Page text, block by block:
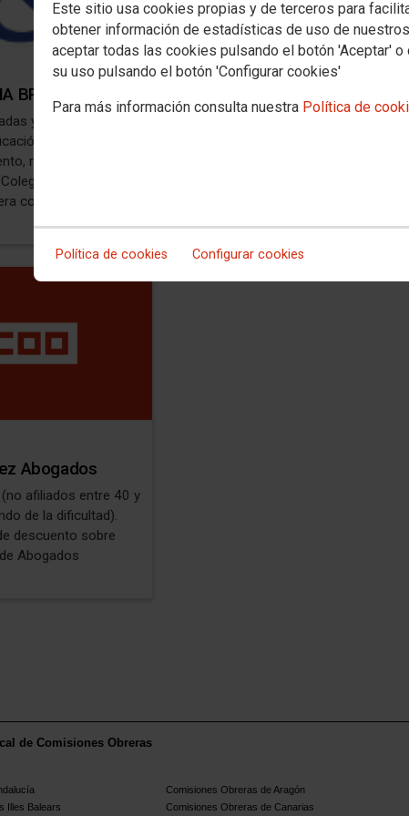
Este sitio usa cookies propias y de terceros para
obtener información de estadísticas de uso de
aceptar todas las cookies pulsando el botón 'Aceptar' o
su uso pulsando el botón 'Configurar cookies'
Para más información consulta nuestra Política de
Política de cookies Configurar cookies
BRIEGA GULLON
y familiares en
de honorarios
respecto de los
de Abogados
consulta es gratuita.
MADRID
Abogados
afiliados entre 40 y
de la dificultad).
descuento sobre
Abogados
de Comisiones Obreras
Comisiones Obreras de Aragón
Illes Balears
Comisiones Obreras de Canarias